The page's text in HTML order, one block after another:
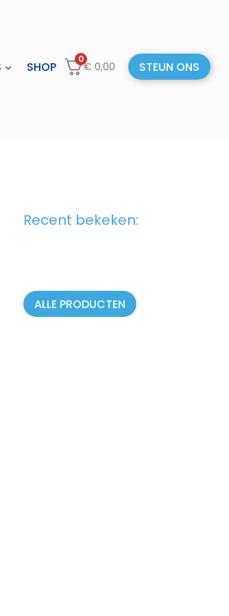
SHOP 0
€ 0,00 STEUN ONS
Recent bekeken:
ALLE PRODUCTEN